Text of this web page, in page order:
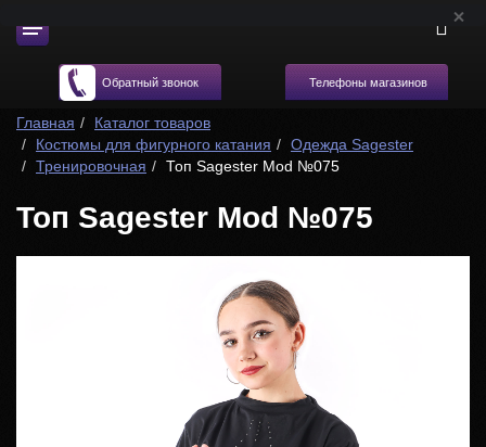
Обратный звонок Телефоны магазинов
Главная
Каталог товаров
Костюмы для фигурного катания
Одежда Sagester
Тренировочная
Топ Sagester Mod №075
Топ Sagester Mod №075